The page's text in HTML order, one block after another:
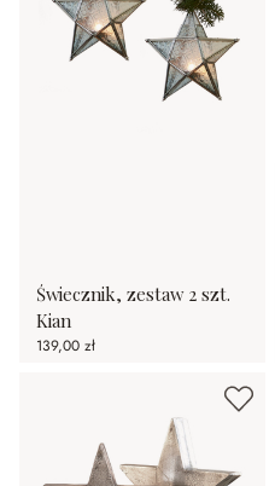
Świecznik, zestaw 2 szt.
Kian
139,00 zł